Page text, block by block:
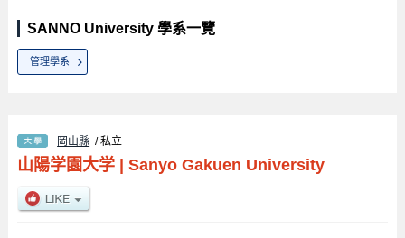
SANNO University 學系一覽
管理學系
岡山縣 / 私立
山陽学園大学| Sanyo Gakuen University